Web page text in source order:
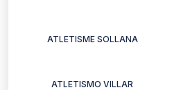
ATLETISME SOLLANA
ATLETISMO VILLAR